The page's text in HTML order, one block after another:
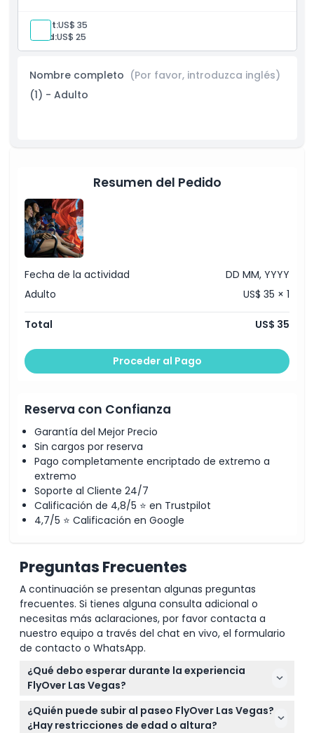
aventura impresionante con visuales cautivadores y
efectos de movimiento.
menos 102 cm para participar.
Adult:US$ 35
Child:US$ 25
Nombre completo (Por favor, introduzca inglés)
(1) - Adulto
Resumen del Pedido
Fecha de la actividad
DD MM, YYYY
Adulto
US$ 35 × 1
Total US$ 35
Proceder al Pago
Reserva con Confianza
Garantía del Mejor Precio
Sin cargos por reserva
Pago completamente encriptado de extremo a
extremo
Soporte al Cliente 24/7
Calificación de 4,8/5 ⭐ en Trustpilot
4,7/5 ⭐ Calificación en Google
Preguntas Frecuentes
A continuación se presentan algunas preguntas
frecuentes. Si tienes alguna consulta adicional o
necesitas más aclaraciones, por favor contacta a
nuestro equipo a través del chat en vivo, el formulario
de contacto o WhatsApp.
¿Qué debo esperar durante la experiencia
FlyOver Las Vegas?
Disfrutarás de un emocionante paseo de vuelo de
8,5 minutos que simula volar sobre lugares
¿Quién puede subir al paseo FlyOver Las Vegas?
¿Hay restricciones de edad o altura?